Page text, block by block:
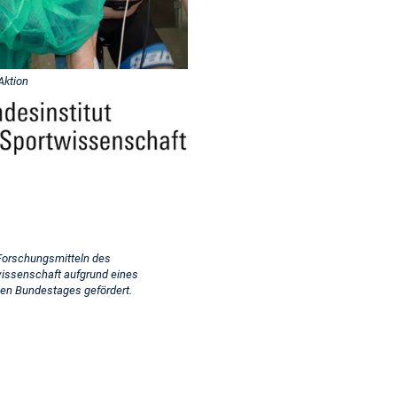
des
aufgrund eines
Bundestages gefördert.